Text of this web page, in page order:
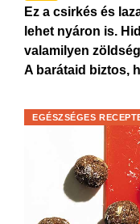
Ez a csirkés és
lehet nyáron is.
valamilyen
A barátaid biztos,
EGÉSZSÉGES